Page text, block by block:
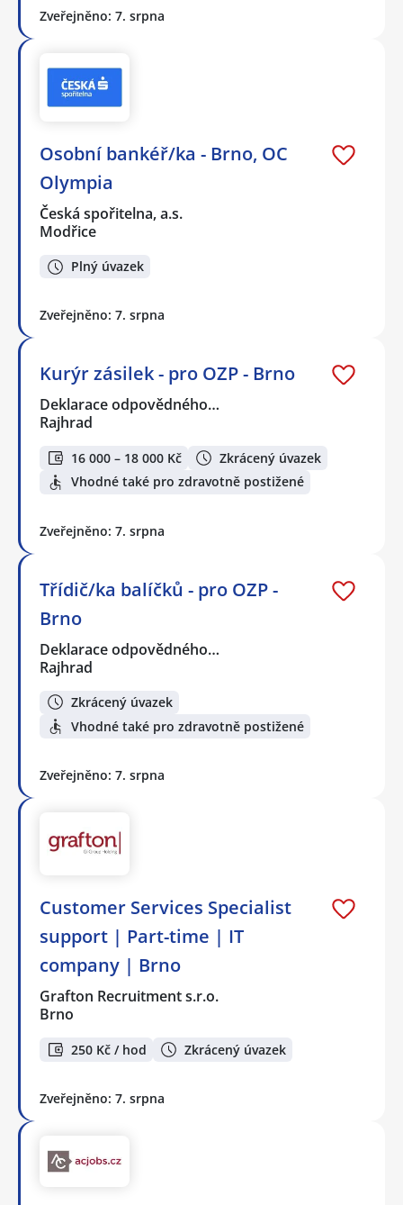
Zveřejněno: 7. srpna
Osobní bankéř/ka - Brno, OC
Olympia
Česká spořitelna, a.s.
Modřice
Plný úvazek
Zveřejněno: 7. srpna
Kurýr zásilek - pro OZP - Brno
Deklarace odpovědného…
Rajhrad
16 000 – 18 000 Kč
Zkrácený úvazek
Vhodné také pro zdravotně postižené
Zveřejněno: 7. srpna
Třídič/ka balíčků - pro OZP -
Brno
Deklarace odpovědného…
Rajhrad
Zkrácený úvazek
Vhodné také pro zdravotně postižené
Zveřejněno: 7. srpna
Customer Services Specialist
support | Part-time | IT
company | Brno
Grafton Recruitment s.r.o.
Brno
250 Kč / hod Zkrácený úvazek
Zveřejněno: 7. srpna